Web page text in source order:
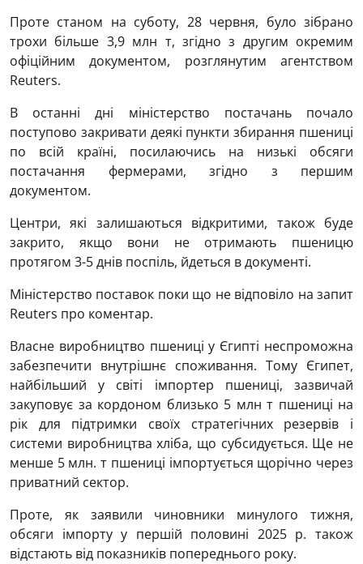
Проте станом на суботу, 28 червня, було зібрано
трохи більше 3,9 млн т, згідно з другим окремим
офіційним документом, розглянутим агентством
Reuters.
В останні дні міністерство постачань почало
поступово закривати деякі пункти збирання пшениці
по всій країні, посилаючись на низькі обсяги
постачання фермерами, згідно з першим
документом.
Центри, які залишаються відкритими, також буде
закрито, якщо вони не отримають пшеницю
протягом 3-5 днів поспіль, йдеться в документі.
Міністерство поставок поки що не відповіло на запит
Reuters про коментар.
Власне виробництво пшениці у Єгипті неспроможна
забезпечити внутрішнє споживання. Тому Єгипет,
найбільший у світі імпортер пшениці, зазвичай
закуповує за кордоном близько 5 млн т пшениці на
рік для підтримки своїх стратегічних резервів і
системи виробництва хліба, що субсидується. Ще не
менше 5 млн. т пшениці імпортується щорічно через
приватний сектор.
Проте, як заявили чиновники минулого тижня,
обсяги імпорту у першій половині 2025 р. також
відстають від показників попереднього року.